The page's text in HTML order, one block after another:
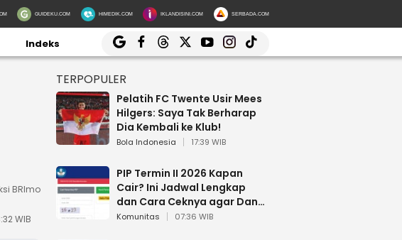
GUIDEKU.COM HIMEDIK.COM IKLANDISINI.COM SERBADA.COM
Indeks
BRImo
WIB
TERPOPULER
Pelatih FC Twente Usir Mees
Hilgers: Saya Tak Berharap
Dia Kembali ke Klub!
Bola Indonesia 17:39 WIB
PIP Termin II 2026 Kapan
Cair? Ini Jadwal Lengkap
dan Cara Ceknya agar Dana
Tidak Hangus!
Komunitas 07:36 WIB